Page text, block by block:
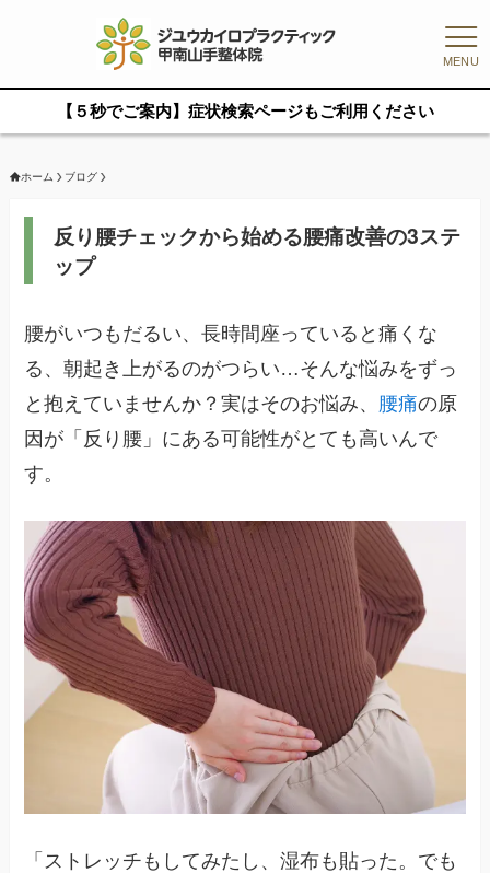
MENU
【５秒でご案内】症状検索ページもご利用ください
ホーム ブログ
反り腰チェックから始める腰痛改善の3ステ
ップ
腰がいつもだるい、長時間座っていると痛くな
る、朝起き上がるのがつらい…そんな悩みをずっ
と抱えていませんか？実はそのお悩み、 腰痛の原
因が「反り腰」にある可能性がとても高いんで
す。
「ストレッチもしてみたし、湿布も貼った。でも